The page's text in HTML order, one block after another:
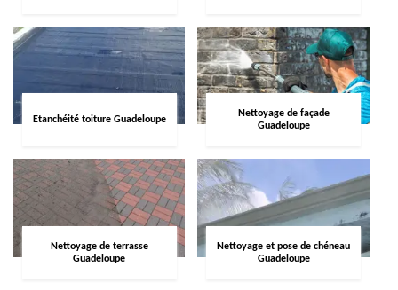
Etanchéité toiture Guadeloupe
Nettoyage de façade
Guadeloupe
Nettoyage de terrasse
Guadeloupe
Nettoyage et pose de chéneau
Guadeloupe